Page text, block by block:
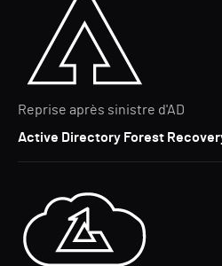
Reprise après sinistre d'AD
Active Directory Forest